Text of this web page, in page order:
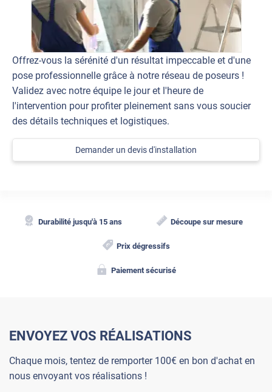
Offrez-vous la sérénité d'un résultat impeccable et d'une
pose professionnelle grâce à notre réseau de poseurs !
Validez avec notre équipe le jour et l'heure de
l'intervention pour profiter pleinement sans vous soucier
des détails techniques et logistiques.
Demander un devis d'installation
Durabilité jusqu'à 15 ans Découpe sur mesure
Prix dégressifs
Paiement sécurisé
ENVOYEZ VOS RÉALISATIONS
Chaque mois, tentez de remporter 100€ en bon d'achat en
nous envoyant vos réalisations !